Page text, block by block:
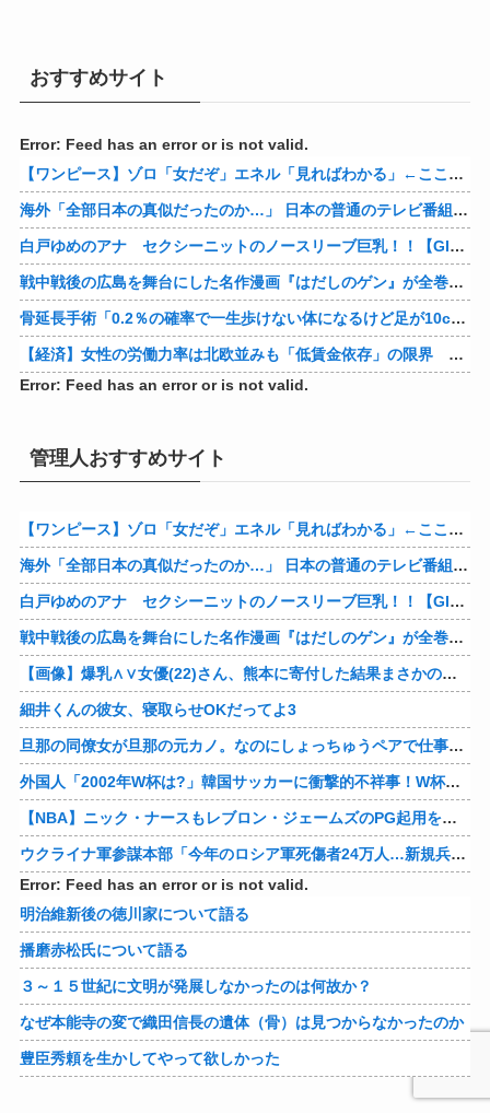
おすすめサイト
Error: Feed has an error or is not valid.
【ワンピース】ゾロ「女だぞ」エネル「見ればわかる」←ここ好きすぎるｗｗｗｗｗｗｗｗｗｗｗｗｗ
海外「全部日本の真似だったのか…」 日本の普通のテレビ番組が最新SNSの数十年先を行っていたと話題に
白戸ゆめのアナ セクシーニットのノースリーブ巨乳！！【GIF動画あり】
戦中戦後の広島を舞台にした名作漫画『はだしのゲン』が全巻50％オフで買える激安セール開催！！このチャンスを見逃すな！！
骨延長手術「0.2％の確率で一生歩けない体になるけど足が10cm伸びます」←コスパ良すぎるだろ
【経済】女性の労働力率は北欧並みも「低賃金依存」の限界 団塊世代の完全引退で、企業が迫られる“最後の選択”
Error: Feed has an error or is not valid.
管理人おすすめサイト
【ワンピース】ゾロ「女だぞ」エネル「見ればわかる」←ここ好きすぎるｗｗｗｗｗｗｗｗｗｗｗｗｗ
海外「全部日本の真似だったのか…」 日本の普通のテレビ番組が最新SNSの数十年先を行っていたと話題に
白戸ゆめのアナ セクシーニットのノースリーブ巨乳！！【GIF動画あり】
戦中戦後の広島を舞台にした名作漫画『はだしのゲン』が全巻50％オフで買える激安セール開催！！このチャンスを見逃すな！！
【画像】爆乳∧∨女優(22)さん、熊本に寄付した結果まさかの事態に・・・・・・
細井くんの彼女、寝取らせOKだってよ3
旦那の同僚女が旦那の元カノ。なのにしょっちゅうペアで仕事してて遅くまで残業したり二人で出張に行ったり。なんで「今度の出張は一人で行く」って嘘つくのかな
外国人「2002年W杯は?」韓国サッカーに衝撃的不祥事！W杯予選でレフリーへの性的接待発覚！海外騒然！【海外の反応】
【NBA】ニック・ナースもレブロン・ジェームズのPG起用を示唆か
ウクライナ軍参謀本部「今年のロシア軍死傷者24万人…新規兵力の募集規模を上回る」！
Error: Feed has an error or is not valid.
明治維新後の徳川家について語る
播磨赤松氏について語る
３～１５世紀に文明が発展しなかったのは何故か？
なぜ本能寺の変で織田信長の遺体（骨）は見つからなかったのか
豊臣秀頼を生かしてやって欲しかった